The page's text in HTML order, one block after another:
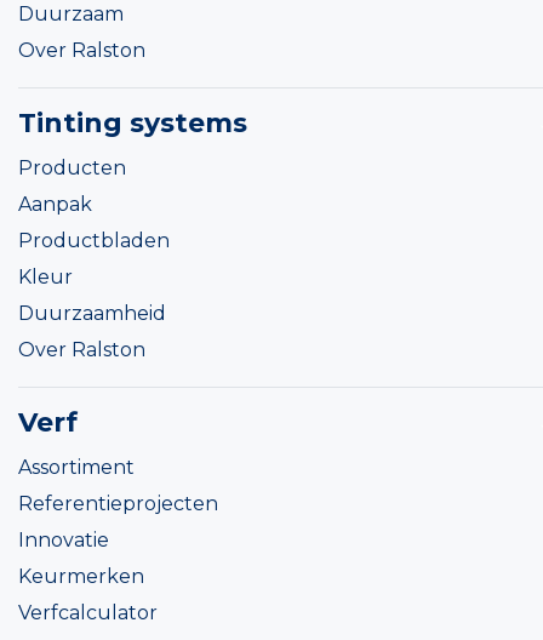
Duurzaam
Over Ralston
Tinting systems
Producten
Aanpak
Productbladen
Kleur
Duurzaamheid
Over Ralston
Verf
Assortiment
Referentieprojecten
Innovatie
Keurmerken
Verfcalculator